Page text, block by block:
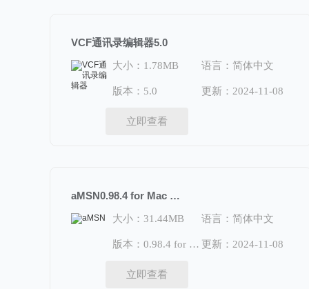
VCF通讯录编辑器5.0
大小：1.78MB 语言：简体中文
版本：5.0 更新：2024-11-08
立即查看
aMSN0.98.4 for Mac OS X
大小：31.44MB 语言：简体中文
版本：0.98.4 for Mac OS X 更新：2024-11-08
立即查看